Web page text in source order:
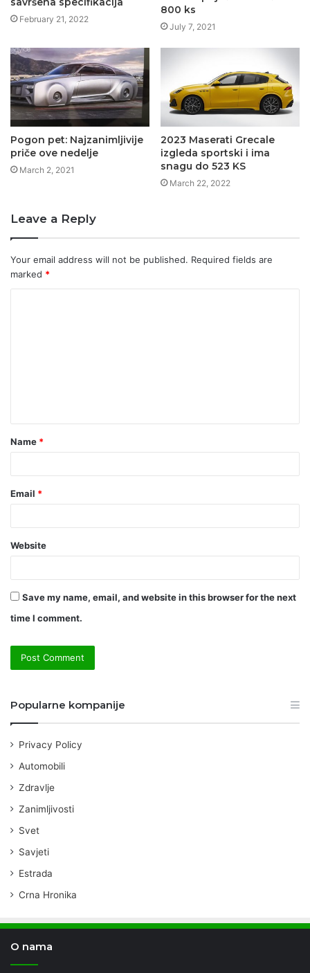
February 21, 2022
800 ks
July 7, 2021
Pogon pet: Najzanimljivije
priče ove nedelje
March 2, 2021
2023 Maserati Grecale
izgleda sportski i ima
snagu do 523 KS
March 22, 2022
Leave a Reply
Your email address will not be published. Required fields are
marked *
t
*
Name *
Email *
Website
Save my name, email, and website in this browser for the next
time I comment.
Popularne kompanije
Privacy Policy
Automobili
Zdravlje
Zanimljivosti
Svet
Savjeti
Estrada
Crna Hronika
O nama